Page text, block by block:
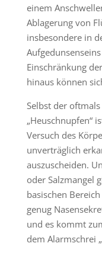
einem
Ablagerung von
insbesondere in
Einschränkung
hinaus können
Selbst der oftmals
„Heuschnupfen“
Versuch des
unverträglich
auszuscheiden.
oder Salzmangel
basischen
genug
und es kommt
dem Alarmschrei